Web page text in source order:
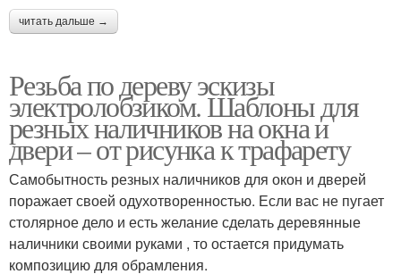
читать дальше →
Резьба по дереву эскизы
электролобзиком. Шаблоны для
резных наличников на окна и
двери – от рисунка к трафарету
Самобытность резных наличников для окон и дверей
поражает своей одухотворенностью. Если вас не пугает
столярное дело и есть желание сделать деревянные
наличники своими руками , то остается придумать
композицию для обрамления.